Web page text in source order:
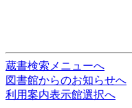
蔵書検索メニューへ
図書館からのお知らせへ
利用案内表示館選択へ